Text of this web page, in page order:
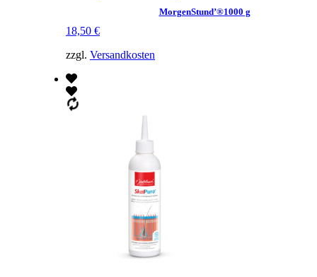
MorgenStund’®1000 g
18,50 €
zzgl. Versandkosten